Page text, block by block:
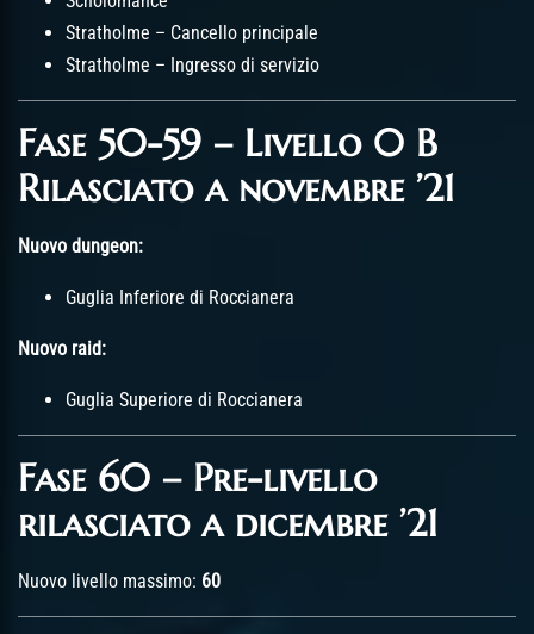
Stratholme – Cancello principale
Stratholme – Ingresso di servizio
Fase 50-59 – Livello 0 B
Rilasciato a novembre ’21
Nuovo dungeon:
Guglia Inferiore di Roccianera
Nuovo raid:
Guglia Superiore di Roccianera
Fase 60 – Pre-livello
rilasciato a dicembre ’21
Nuovo livello massimo: 60